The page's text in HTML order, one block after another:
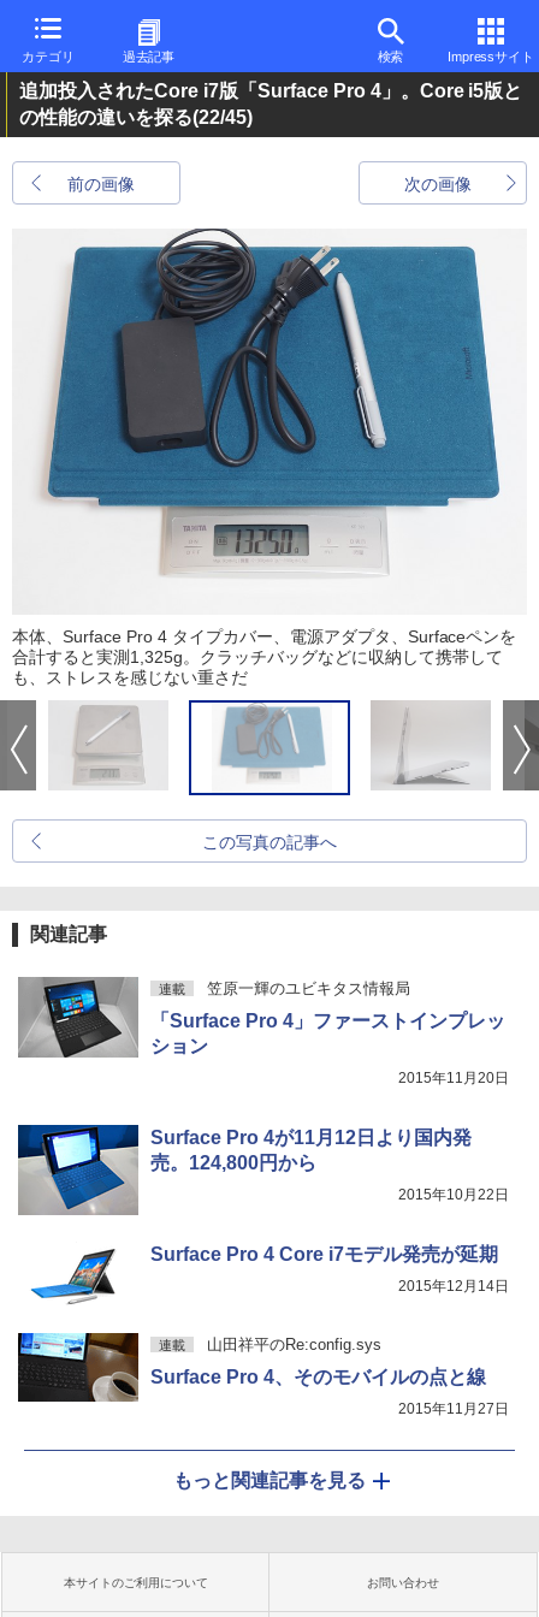
カテゴリ 過去記事 検索 Impressサイト
追加投入されたCore i7版「Surface Pro 4」。Core i5版と
の性能の違いを探る(22/45)
前の画像 次の画像
本体、Surface Pro 4 タイプカバー、電源アダプタ、Surfaceペンを
合計すると実測1,325g。クラッチバッグなどに収納して携帯して
も、ストレスを感じない重さだ
この写真の記事へ
関連記事
連載 笠原一輝のユビキタス情報局
「Surface Pro 4」ファーストインプレッ
ション
2015年11月20日
Surface Pro 4が11月12日より国内発
売。124,800円から
2015年10月22日
Surface Pro 4 Core i7モデル発売が延期
2015年12月14日
連載 山田祥平のRe:config.sys
Surface Pro 4、そのモバイルの点と線
2015年11月27日
もっと関連記事を見る
本サイトのご利用について お問い合わせ